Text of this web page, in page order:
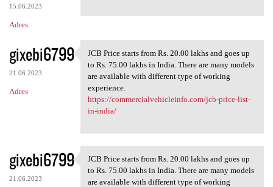
15.06.2023
Adres
gixebi6799
21.06.2023
Adres
JCB Price starts from Rs. 20
JCB Price starts from Rs. 20.00 lakhs and goes up
to Rs. 75.00 lakhs in India. There are many models
are available with different type of working
experience.
https://commercialvehicleinfo.com/jcb-price-list-
in-india/
gixebi6799
21.06.2023
JCB Price starts from Rs. 20
JCB Price starts from Rs. 20.00 lakhs and goes up
to Rs. 75.00 lakhs in India. There are many models
are available with different type of working